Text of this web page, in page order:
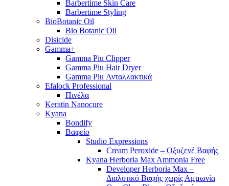
Barbertime Skin Care
Barbertime Styling
BioBotanic Oil
Bio Botanic Oil
Disicide
Gamma+
Gamma Piu Clipper
Gamma Piu Hair Dryer
Gamma Piu Ανταλλακτικά
Efalock Professional
Πινέλα
Keratin Nanocure
Kyana
Bondify
Βαφείο
Studio Expressions
Cream Peroxide – Οξυζενέ Βαφής
Kyana Herboria Max Ammonia Free
Developer Herboria Max –
Διαλυτικό Βαφής χωρίς Αμμωνία